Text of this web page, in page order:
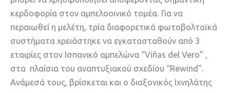
κερδοφορία στον αμπελοοινικό τομέα. Για να
περαιωθεί η μελέτη, τρία διαφορετικά φωτοβολταϊκά
συστήματα χρειάστηκε να εγκατασταθούν από 3
εταιρίες στον Iσπανικό αμπελώνα “Viñas del Vero” ,
στα πλαίσια του αναπτυξιακού σχεδίου “Rewind”.
Ανάμεσά τους, βρίσκεται και ο διαξονικός Ιχνηλάτης